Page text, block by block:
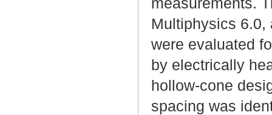
Multiphysics 6.0,
were evaluated
by electrically
hollow-cone
spacing was